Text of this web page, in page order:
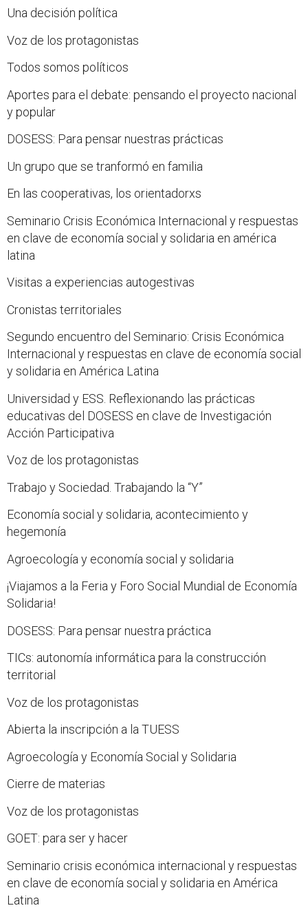
Una decisión política
Voz de los protagonistas
Todos somos políticos
Aportes para el debate: pensando el proyecto nacional
y popular
DOSESS: Para pensar nuestras prácticas
Un grupo que se tranformó en familia
En las cooperativas, los orientadorxs
Seminario Crisis Económica Internacional y respuestas
en clave de economía social y solidaria en américa
latina
Visitas a experiencias autogestivas
Cronistas territoriales
Segundo encuentro del Seminario: Crisis Económica
Internacional y respuestas en clave de economía social
y solidaria en América Latina
Universidad y ESS. Reflexionando las prácticas
educativas del DOSESS en clave de Investigación
Acción Participativa
Voz de los protagonistas
Trabajo y Sociedad. Trabajando la “Y”
Economía social y solidaria, acontecimiento y
hegemonía
Agroecología y economía social y solidaria
¡Viajamos a la Feria y Foro Social Mundial de Economía
Solidaria!
DOSESS: Para pensar nuestra práctica
TICs: autonomía informática para la construcción
territorial
Voz de los protagonistas
Abierta la inscripción a la TUESS
Agroecología y Economía Social y Solidaria
Cierre de materias
Voz de los protagonistas
GOET: para ser y hacer
Seminario crisis económica internacional y respuestas
en clave de economía social y solidaria en América
Latina